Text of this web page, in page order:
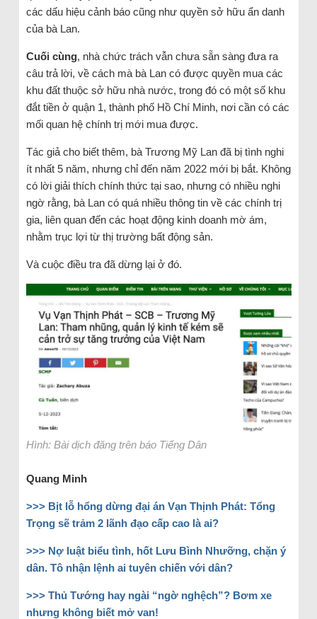
các dấu hiệu cảnh báo cũng như quyền sở hữu ẩn danh
của bà Lan.
Cuối cùng, nhà chức trách vẫn chưa sẵn sàng đưa ra
câu trả lời, về cách mà bà Lan có được quyền mua các
khu đất thuộc sở hữu nhà nước, trong đó có một số khu
đắt tiền ở quận 1, thành phố Hồ Chí Minh, nơi cần có các
mối quan hệ chính trị mới mua được.
Tác giả cho biết thêm, bà Trương Mỹ Lan đã bị tình nghi
ít nhất 5 năm, nhưng chỉ đến năm 2022 mới bị bắt. Không
có lời giải thích chính thức tại sao, nhưng có nhiều nghi
ngờ rằng, bà Lan có quá nhiều thông tin về các chính trị
gia, liên quan đến các hoạt động kinh doanh mờ ám,
nhằm trục lợi từ thị trường bất động sản.
Và cuộc điều tra đã dừng lại ở đó.
Hình: Bài dịch đăng trên báo Tiếng Dân
Quang Minh
>>> Bịt lỗ hổng dừng đại án Vạn Thịnh Phát: Tổng
Trọng sẽ trảm 2 lãnh đạo cấp cao là ai?
>>> Nợ luật biểu tình, hốt Lưu Bình Nhưỡng, chặn ý
dân. Tô nhận lệnh ai tuyên chiến với dân?
>>> Thủ Tướng hay ngài “ngờ nghệch”? Bơm xe
nhưng không biết mở van!